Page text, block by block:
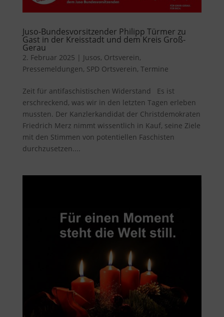
Juso-Bundesvorsitzender Philipp Türmer zu
Gast in der Kreisstadt und dem Kreis Groß-
Gerau
2. Februar 2025 | Jusos, Ortsverein,
Pressemeldungen, SPD Ortsverein, Termine
Zeit für antifaschistischen Widerstand Es ist
erschreckend, was wir in den letzten Tagen erleben
mussten. Der Kanzlerkandidat der Christdemokraten
Friedrich Merz nimmt wissentlich in Kauf, seine Ziele
mit den Stimmen von potentiellen Faschisten
durchzusetzen....